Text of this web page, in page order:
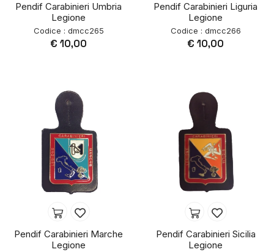
Pendif Carabinieri Umbria
Legione
Codice : dmcc265
€ 10,00
Pendif Carabinieri Liguria
Legione
Codice : dmcc266
€ 10,00
Pendif Carabinieri Marche
Legione
Pendif Carabinieri Sicilia
Legione